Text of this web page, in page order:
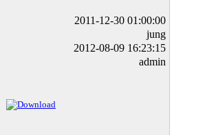
2011-12-30 01:00:00
jung
2012-08-09 16:23:15
admin